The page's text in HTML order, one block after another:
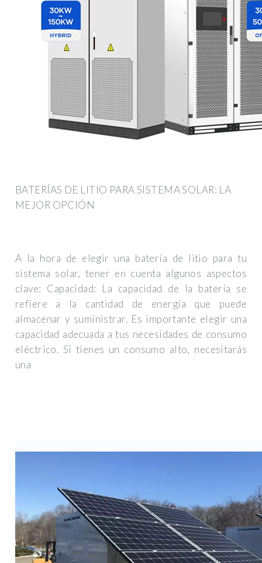
BATERÍAS DE LITIO PARA SISTEMA SOLAR: LA
MEJOR OPCIÓN
A la hora de elegir una batería de litio para tu
sistema solar, tener en cuenta algunos aspectos
clave: Capacidad: La capacidad de la batería se
refiere a la cantidad de energía que puede
almacenar y suministrar. Es importante elegir una
capacidad adecuada a tus necesidades de consumo
eléctrico. Si tienes un consumo alto, necesitarás
una